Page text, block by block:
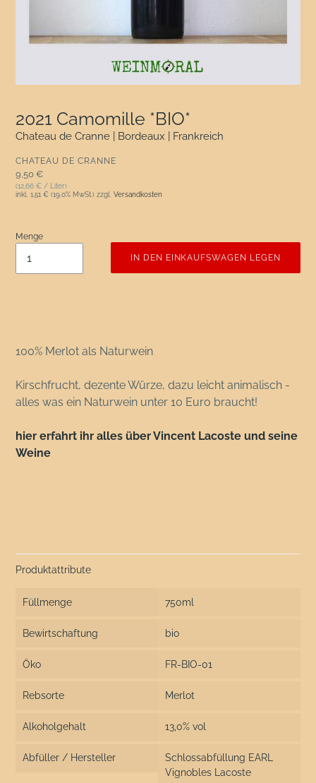
2021 Camomille *BIO*
Chateau de Cranne | Bordeaux | Frankreich
VERKÄUFER
CHATEAU DE CRANNE
Normaler Preis
9,50 €
(12,66 € / Liter)
inkl. 1,51 € (19.0% MwSt.) zzgl. Versandkosten
Menge
IN DEN EINKAUFSWAGEN LEGEN
100% Merlot als Naturwein
Kirschfrucht, dezente Würze, dazu leicht animalisch -
alles was ein Naturwein unter 10 Euro braucht!
hier erfahrt ihr alles über Vincent Lacoste und seine
Weine
Produktattribute
Füllmenge 750ml
Bewirtschaftung bio
Öko FR-BIO-01
Rebsorte Merlot
Alkoholgehalt 13,0% vol
Abfüller / Hersteller
Schlossabfüllung EARL
Vignobles Lacoste